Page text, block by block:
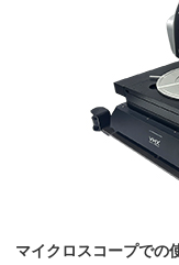
マイクロスコープでの